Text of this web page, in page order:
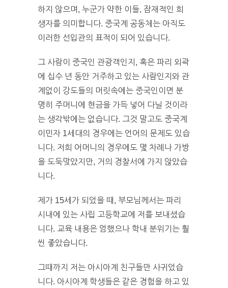
하지 않으며, 누군가 약한 이들, 잠재적인 희
생자를 의미합니다. 중국계 공동체는 아직도
이러한 선입관의 표적이 되어 있습니다.
그 사람이 중국인 관광객인지, 혹은 파리 외곽
에 십수 년 동안 거주하고 있는 사람인지와 관
계없이 강도들의 머릿속에는 중국인이면 분
명히 주머니에 현금을 가득 넣어 다닐 것이라
는 생각밖에는 없습니다. 그것 말고도 중국계
이민자 1세대의 경우에는 언어의 문제도 있습
니다. 저희 어머니의 경우에도 몇 차례나 가방
을 도둑맞았지만, 거의 경찰서에 가지 않았습
니다.
제가 15세가 되었을 때, 부모님께서는 파리
시내에 있는 사립 고등학교에 저를 보내셨습
니다. 교육 내용은 엄했으나 학내 분위기는 훨
씬 좋았습니다.
그때까지 저는 아시아계 친구들만 사귀었습
니다. 아시아계 학생들은 같은 경험을 하고 있